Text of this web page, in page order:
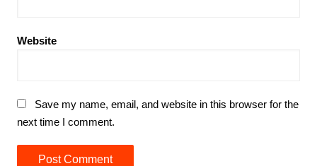
Website
Save my name, email, and website in this browser for the
next time I comment.